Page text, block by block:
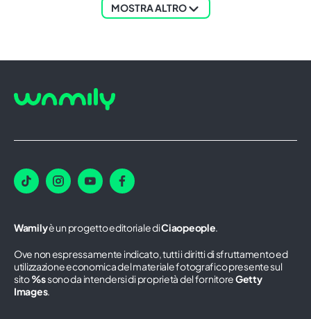
MOSTRA ALTRO
Wamilyè un progetto editoriale diCiaopeople
Ove non espressamente indicato, tutti i diritti di sfruttamento ed
utilizzazione economica del materiale fotografico presente sul
sito%ssono da intendersi di proprietà del fornitoreGetty
Images.